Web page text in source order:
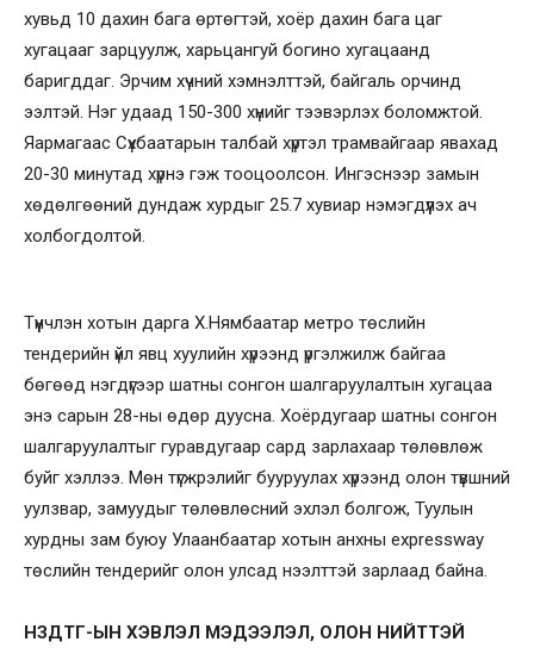
хувьд 10 дахин бага өртөгтэй, хоёр дахин бага цаг
хугацааг зарцуулж, харьцангуй богино хугацаанд
баригддаг. Эрчим хүчний хэмнэлттэй, байгаль орчинд
ээлтэй. Нэг удаад 150-300 хүнийг тээвэрлэх боломжтой.
Яармагаас Сүхбаатарын талбай хүртэл трамвайгаар явахад
20-30 минутад хүрнэ гэж тооцоолсон. Ингэснээр замын
хөдөлгөөний дундаж хурдыг 25.7 хувиар нэмэгдүүлэх ач
холбогдолтой.
Түүнчлэн хотын дарга Х.Нямбаатар метро төслийн
тендерийн үйл явц хуулийн хүрээнд үргэлжилж байгаа
бөгөөд нэгдүгээр шатны сонгон шалгаруулалтын хугацаа
энэ сарын 28-ны өдөр дуусна. Хоёрдугаар шатны сонгон
шалгаруулалтыг гуравдугаар сард зарлахаар төлөвлөж
буйг хэллээ. Мөн түгжрэлийг бууруулах хүрээнд олон түвшний
уулзвар, замуудыг төлөвлөсний эхлэл болгож, Туулын
хурдны зам буюу Улаанбаатар хотын анхны expressway
төслийн тендерийг олон улсад нээлттэй зарлаад байна.
НЗДТГ-ЫН ХЭВЛЭЛ МЭДЭЭЛЭЛ, ОЛОН НИЙТТЭЙ